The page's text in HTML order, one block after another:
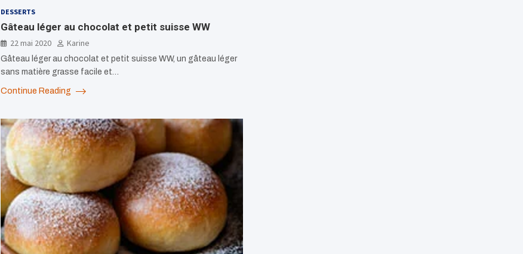
DESSERTS
Gâteau léger au chocolat et petit suisse WW
22 mai 2020 Karine
Gâteau léger au chocolat et petit suisse WW, un gâteau léger
sans matière grasse facile et…
Continue Reading